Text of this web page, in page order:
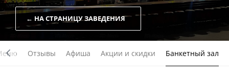
← НА СТРАНИЦУ ЗАВЕДЕНИЯ
Отзывы Афиша Акции и скидки Банкетный зал